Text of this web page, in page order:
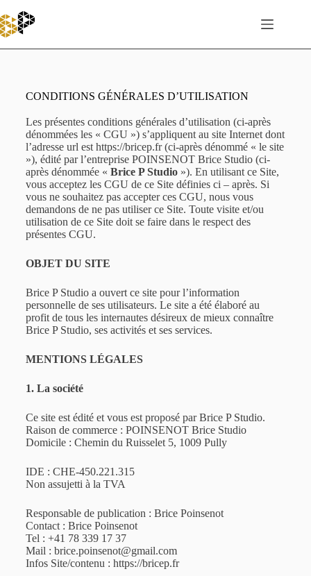
CONDITIONS GÉNÉRALES D’UTILISATION
Les présentes conditions générales d’utilisation (ci-après
dénommées les « CGU ») s’appliquent au site Internet dont
l’adresse url est https://bricep.fr(ci-après dénommé « le site
»), édité par l’entreprise POINSENOT Brice Studio (ci-
après dénommée « Brice P Studio»). En utilisant ce Site,
vous acceptez les CGU de ce Site définies ci – après. Si
vous ne souhaitez pas accepter ces CGU, nous vous
demandons de ne pas utiliser ce Site. Toute visite et/ou
utilisation de ce Site doit se faire dans le respect des
présentes CGU.
OBJET DU SITE
Brice P Studio a ouvert ce site pour l’information
personnelle de ses utilisateurs. Le site a été élaboré au
profit de tous les internautes désireux de mieux connaître
Brice P Studio, ses activités et ses services.
MENTIONS LÉGALES
1. La société
Ce site est édité et vous est proposé par Brice P Studio.
Raison de commerce : POINSENOT Brice Studio
Domicile : Chemin du Ruisselet 5, 1009 Pully
IDE : CHE-450.221.315
Non assujetti à la TVA
Responsable de publication : Brice Poinsenot
Contact : Brice Poinsenot
Tel : +41 78 339 17 37
Mail : brice.poinsenot@gmail.com
Infos Site/contenu : https://bricep.fr